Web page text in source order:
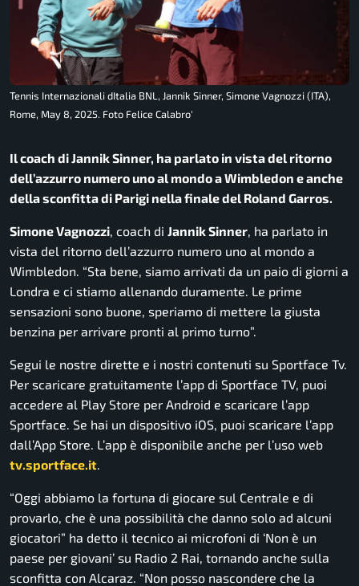
Tennis Internazionali dItalia BNL, Jannik Sinner, Simone Vagnozzi (ITA),
Rome, May 8, 2025. Foto Felice Calabro'
Il coach di Jannik Sinner, ha parlato in vista del ritorno
dell’azzurro numero uno al mondo a Wimbledon e anche
della sconfitta di Parigi nella finale del Roland Garros.
Simone Vagnozzi, coach di Jannik Sinner, ha parlato in
vista del ritorno dell’azzurro numero uno al mondo a
Wimbledon. “Sta bene, siamo arrivati da un paio di giorni a
Londra e ci stiamo allenando duramente. Le prime
sensazioni sono buone, speriamo di mettere la giusta
benzina per arrivare pronti al primo turno”.
Segui le nostre dirette e i nostri contenuti su Sportface Tv.
Per scaricare gratuitamente l’app di Sportface TV, puoi
accedere al Play Store per Android e scaricare l’app
Sportface. Se hai un dispositivo iOS, puoi scaricare l’app
dall’App Store. L’app è disponibile anche per l’uso web
tv.sportface.it.
“Oggi abbiamo la fortuna di giocare sul Centrale e di
provarlo, che è una possibilità che danno solo ad alcuni
giocatori” ha detto il tecnico ai microfoni di ‘Non è un
paese per giovani’ su Radio 2 Rai, tornando anche sulla
sconfitta con Alcaraz. “Non posso nascondere che la